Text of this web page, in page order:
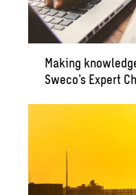
Mak­ing
Sweco’s Ex­pert